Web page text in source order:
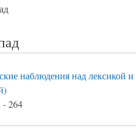
наблюдения над лексикой
264